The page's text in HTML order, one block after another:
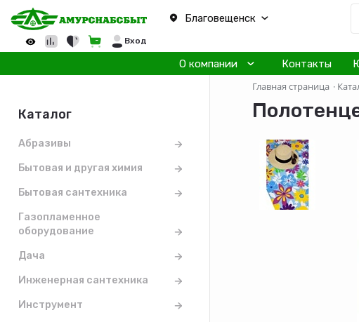
Благовещенск
Вход
О компании Контакты
Каталог
Абразивы
Бытовая и другая химия
Бытовая сантехника
Газопламенное
оборудование
Дача
Инженерная сантехника
Инструмент
Главная страница ·